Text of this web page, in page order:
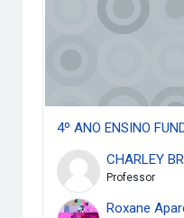
4º ANO ENSINO
CHARLEY
Professor
Roxane